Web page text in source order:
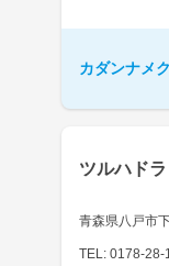
カダンナメ
ツルハド
青森県八戸市
TEL: 0178-28-